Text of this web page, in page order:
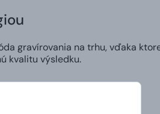
gravírovania na trhu, vďaka
kvalitu výsledku.